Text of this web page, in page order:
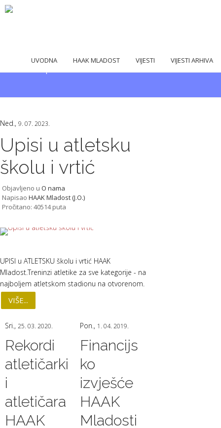
UVODNA HAAK MLADOST VIJESTI VIJESTI ARHIVA
Zaštita podataka O nama
Ned., 9. 07. 2023.
Upisi u atletsku
školu i vrtić
Objavljeno u O nama
Napisao HAAK Mladost (J.O.)
Pročitano: 40514 puta
UPISI u ATLETSKU školu i vrtić HAAK
Mladost.Treninzi atletike za sve kategorije - na
najboljem atletskom stadionu na otvorenom.
VIŠE...
Sri., 25. 03. 2020.
Rekordi
atletičarki
i
atletičara
HAAK
Pon., 1. 04. 2019.
Financijs
ko
izvješće
HAAK
Mladosti